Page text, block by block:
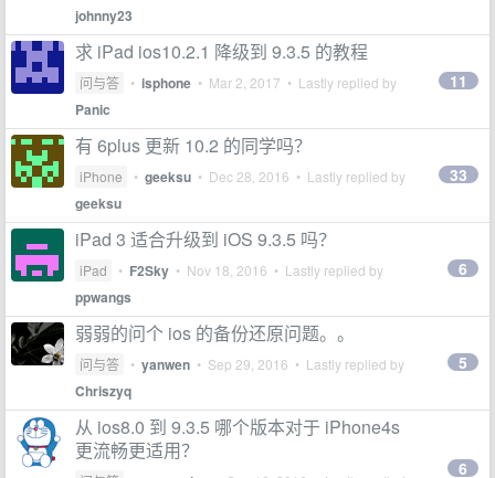
johnny23
求 iPad ios10.2.1 降级到 9.3.5 的教程
问与答 • isphone • Mar 2, 2017 • Lastly replied by
Panic
11
有 6plus 更新 10.2 的同学吗？
iPhone • geeksu • Dec 28, 2016 • Lastly replied by
geeksu
33
iPad 3 适合升级到 iOS 9.3.5 吗？
iPad • F2Sky • Nov 18, 2016 • Lastly replied by
ppwangs
6
弱弱的问个 ios 的备份还原问题。。
问与答 • yanwen • Sep 29, 2016 • Lastly replied by
Chriszyq
5
从 ios8.0 到 9.3.5 哪个版本对于 iPhone4s
更流畅更适用？
6